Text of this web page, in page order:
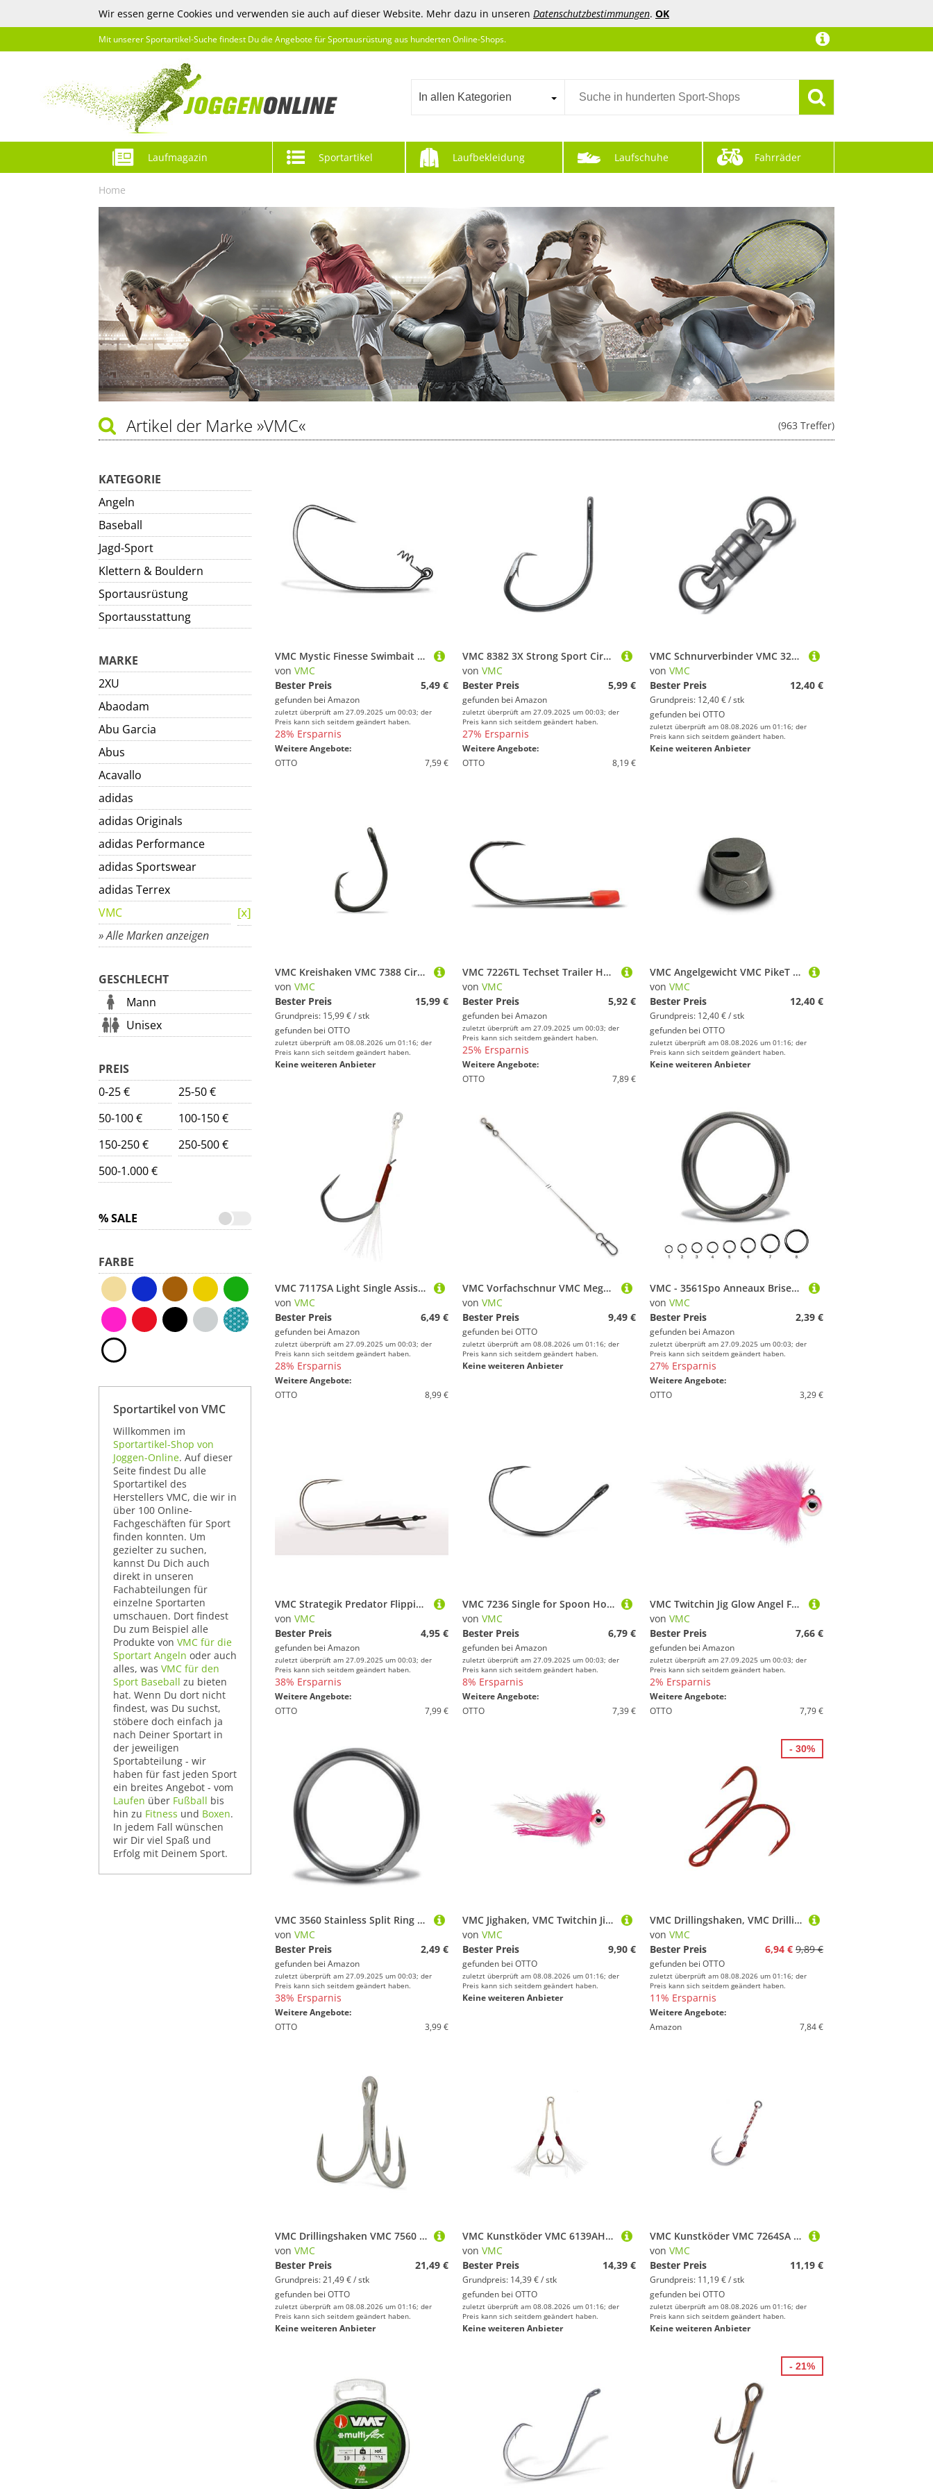
Wir essen gerne Cookies und verwenden sie auch auf dieser Website. Mehr dazu in unseren Datenschutzbestimmungen. OK
Mit unserer Sportartikel-Suche findest Du die Angebote für Sportausrüstung aus hunderten Online-Shops.
In allen Kategorien
Laufmagazin Sportartikel Laufbekleidung Laufschuhe Fahrräder
Home
(963 Treffer)
Artikel der Marke »VMC«
KATEGORIE
Angeln
Baseball
Jagd-Sport
Klettern & Bouldern
Sportausrüstung
Sportausstattung
MARKE
2XU
Abaodam
Abu Garcia
Abus
Acavallo
adidas
adidas Originals
adidas Performance
adidas Sportswear
adidas Terrex
VMC
» Alle Marken anzeigen
GESCHLECHT
Mann
Unisex
PREIS
0-25 €
25-50 €
50-100 €
100-150 €
150-250 €
250-500 €
500-1.000 €
% SALE
FARBE
Sportartikel von VMC
Willkommen im
Sportartikel-Shop von
Joggen-Online. Auf dieser
Seite findest Du alle
Sportartikel des
Herstellers VMC, die wir in
über 100 Online-
Fachgeschäften für Sport
finden konnten. Um
gezielter zu suchen,
kannst Du Dich auch
direkt in unseren
Fachabteilungen für
einzelne Sportarten
umschauen. Dort findest
Du zum Beispiel alle
Produkte von VMC für die
Sportart Angeln oder auch
alles, was VMC für den
Sport Baseball zu bieten
hat. Wenn Du dort nicht
findest, was Du suchst,
stöbere doch einfach ja
nach Deiner Sportart in
der jeweiligen
Sportabteilung - wir
haben für fast jeden Sport
ein breites Angebot - vom
Laufen über Fußball bis
hin zu Fitness und Boxen.
In jedem Fall wünschen
wir Dir viel Spaß und
Erfolg mit Deinem Sport.
VMC Mystic Finesse Swimbait 7315ST Offset Haken mit Screw 1-6 Stück
von VMC
Bester Preis
5,49 €
gefunden bei Amazon
zuletzt überprüft am 27.09.2025 um 00:03; der
Preis kann sich seitdem geändert haben.
28% Ersparnis
Weitere Angebote:
OTTO
7,59 €
VMC 8382 3X Strong Sport Circle/Nemesis Hook - Einzelhaken, Größe:Gr. 8/0
von VMC
Bester Preis
5,99 €
gefunden bei Amazon
zuletzt überprüft am 27.09.2025 um 00:03; der
Preis kann sich seitdem geändert haben.
27% Ersparnis
Weitere Angebote:
OTTO
8,19 €
VMC Schnurverbinder VMC 3260 Stainless Ball Bearing Swivel with 2 welded Rings - 3 Wirbel, (1-St)
von VMC
Bester Preis
12,40 €
Grundpreis: 12,40 € / stk
gefunden bei OTTO
zuletzt überprüft am 08.08.2026 um 01:16; der
Preis kann sich seitdem geändert haben.
Keine weiteren Anbieter
VMC Kreishaken VMC 7388 Circle Fishfighter Hook - Einzelhaken
von VMC
Bester Preis
15,99 €
Grundpreis: 15,99 € / stk
gefunden bei OTTO
zuletzt überprüft am 08.08.2026 um 01:16; der
Preis kann sich seitdem geändert haben.
Keine weiteren Anbieter
VMC 7226TL Techset Trailer Hook - Angelhaken, Trailerhook, Zusatzhaken für Spinnerbaits & Bladed Jigs, Größe/Packungsinhalt:Gr. 4/0 / 5 Stück
von VMC
Bester Preis
5,92 €
gefunden bei Amazon
zuletzt überprüft am 27.09.2025 um 00:03; der
Preis kann sich seitdem geändert haben.
25% Ersparnis
Weitere Angebote:
OTTO
7,89 €
VMC Angelgewicht VMC PikeT Refill Tungsten - Tungstengewicht
von VMC
Bester Preis
12,40 €
Grundpreis: 12,40 € / stk
gefunden bei OTTO
zuletzt überprüft am 08.08.2026 um 01:16; der
Preis kann sich seitdem geändert haben.
Keine weiteren Anbieter
VMC 7117SA Light Single Assist Hook - Zusatzhaken, Größe:Gr. 2/0
von VMC
Bester Preis
6,49 €
gefunden bei Amazon
zuletzt überprüft am 27.09.2025 um 00:03; der
Preis kann sich seitdem geändert haben.
28% Ersparnis
Weitere Angebote:
OTTO
8,99 €
VMC Vorfachschnur VMC Megaflex Stahlvorfach 1x19 C738D 31cm Braun, 0,31 m Länge, 0,2 mm Fadendurchmesser, (3-St)
von VMC
Bester Preis
9,49 €
gefunden bei OTTO
zuletzt überprüft am 08.08.2026 um 01:16; der
Preis kann sich seitdem geändert haben.
Keine weiteren Anbieter
VMC - 3561Spo Anneaux Brises INOX Renforce 7 X7-3561Spo0007I9
von VMC
Bester Preis
2,39 €
gefunden bei Amazon
zuletzt überprüft am 27.09.2025 um 00:03; der
Preis kann sich seitdem geändert haben.
27% Ersparnis
Weitere Angebote:
OTTO
3,29 €
VMC Strategik Predator Flippin Gr.1/0
von VMC
Bester Preis
4,95 €
gefunden bei Amazon
zuletzt überprüft am 27.09.2025 um 00:03; der
Preis kann sich seitdem geändert haben.
38% Ersparnis
Weitere Angebote:
OTTO
7,99 €
VMC 7236 Single for Spoon Hook - Angelhaken, Größe/Packungsinhalt:Gr. 1/0 / 8 Stück
von VMC
Bester Preis
6,79 €
gefunden bei Amazon
zuletzt überprüft am 27.09.2025 um 00:03; der
Preis kann sich seitdem geändert haben.
8% Ersparnis
Weitere Angebote:
OTTO
7,39 €
VMC Twitchin Jig Glow Angel Face UV 10,5g X1 Vertikal-Jigkopf
von VMC
Bester Preis
7,66 €
gefunden bei Amazon
zuletzt überprüft am 27.09.2025 um 00:03; der
Preis kann sich seitdem geändert haben.
2% Ersparnis
Weitere Angebote:
OTTO
7,79 €
VMC 3560 Stainless Split Ring - Sprengringe, Größe/Tragkraft/Packungsinhalt:Gr. 1 / 6kg / 20 Stück
von VMC
Bester Preis
2,49 €
gefunden bei Amazon
zuletzt überprüft am 27.09.2025 um 00:03; der
Preis kann sich seitdem geändert haben.
38% Ersparnis
Weitere Angebote:
OTTO
3,99 €
VMC Jighaken, VMC Twitchin Jig Glow Angel Face UV 14g X1 Vertikal-Jigkopf
von VMC
Bester Preis
9,90 €
gefunden bei OTTO
zuletzt überprüft am 08.08.2026 um 01:16; der
Preis kann sich seitdem geändert haben.
Keine weiteren Anbieter
VMC Drillingshaken, VMC Drilling Gr. 6 10Stk. Angelhaken
von VMC
Bester Preis
6,94 € 9,89 €
gefunden bei OTTO
zuletzt überprüft am 08.08.2026 um 01:16; der
Preis kann sich seitdem geändert haben.
11% Ersparnis
Weitere Angebote:
Amazon
7,84 €
- 30%
VMC Drillingshaken VMC 7560 Hypercut 6X-Strong Hook Black Nickel - 5 Drillingshaken
von VMC
Bester Preis
21,49 €
Grundpreis: 21,49 € / stk
gefunden bei OTTO
zuletzt überprüft am 08.08.2026 um 01:16; der
Preis kann sich seitdem geändert haben.
Keine weiteren Anbieter
VMC Kunstköder VMC 6139AH Light Jigging Assist Hook - Zusatzhaken
von VMC
Bester Preis
14,39 €
Grundpreis: 14,39 € / stk
gefunden bei OTTO
zuletzt überprüft am 08.08.2026 um 01:16; der
Preis kann sich seitdem geändert haben.
Keine weiteren Anbieter
VMC Kunstköder VMC 7264SA Fishfighter Assist Hook - Zusatzhaken
von VMC
Bester Preis
11,19 €
Grundpreis: 11,19 € / stk
gefunden bei OTTO
zuletzt überprüft am 08.08.2026 um 01:16; der
Preis kann sich seitdem geändert haben.
Keine weiteren Anbieter
- 21%